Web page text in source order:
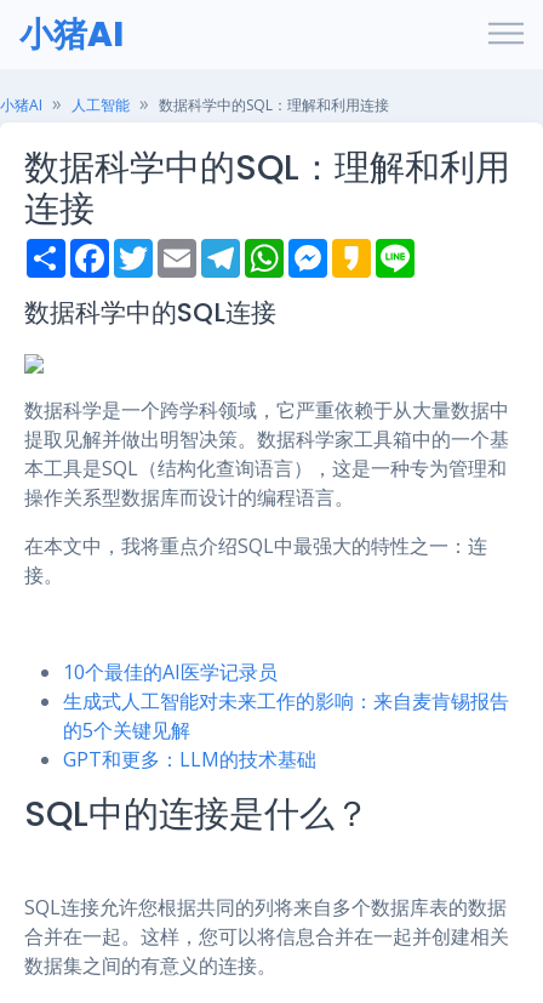
小猪AI
小猪AI 人工智能 数据科学中的SQL：理解和利用连接
数据科学中的SQL：理解和利用
连接
S
h
r
e
F
a
e
b
T
w
t
t
E
m
i
l
T
e
e
g
W
h
M
e
r
K
a
数据科学中的SQL连接
数据科学是一个跨学科领域，它严重依赖于从大量数据中
提取见解并做出明智决策。数据科学家工具箱中的一个基
本工具是SQL（结构化查询语言），这是一种专为管理和
操作关系型数据库而设计的编程语言。
在本文中，我将重点介绍SQL中最强大的特性之一：连
接。
10个最佳的AI医学记录员
生成式人工智能对未来工作的影响：来自麦肯锡报告
的5个关键见解
GPT和更多：LLM的技术基础
SQL中的连接是什么？
SQL连接允许您根据共同的列将来自多个数据库表的数据
合并在一起。这样，您可以将信息合并在一起并创建相关
数据集之间的有意义的连接。